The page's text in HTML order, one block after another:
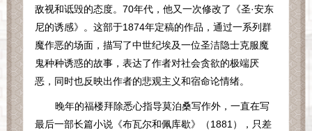
敌视和诋毁的态度。 70年代，他又一次修改了《圣·安东
尼的诱感》。这部于1874年定稿的作品，通过一系列群
魔作恶的场面，描写了中世纪埃及一位圣洁隐士克服魔
鬼种种诱惑的故事，表达了作者对社会贪欲的极端厌
恶，同时也反映出作者的悲观主义和宿命论情绪。
晚年的福楼拜除悉心指导莫泊桑写作外，一直在写
最后一部长篇小说《布瓦尔和佩库歇》（1881 ），只差